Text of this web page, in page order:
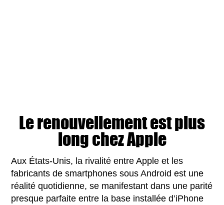
Le renouvellement est plus
long chez Apple
Aux États-Unis, la rivalité entre Apple et les
fabricants de smartphones sous Android est une
réalité quotidienne, se manifestant dans une parité
presque parfaite entre la base installée d’iPhone